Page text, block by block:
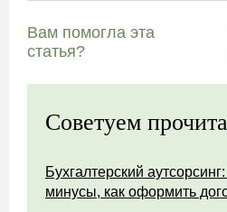
Вам помогла эта
статья?
Советуем
Бухгалтерский
минусы, как оформить